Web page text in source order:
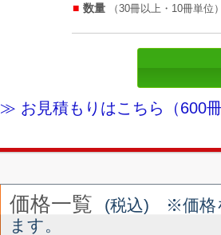
数量 （30冊以上・10冊単位
≫ お見積もりはこちら（600
価格一覧
(税込) ※価格
ます。